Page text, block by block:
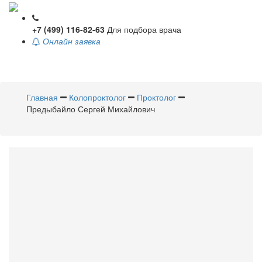
+7 (499) 116-82-63 Для подбора врача
Онлайн заявка
Главная
Колопроктолог
Проктолог
Предыбайло Сергей Михайлович